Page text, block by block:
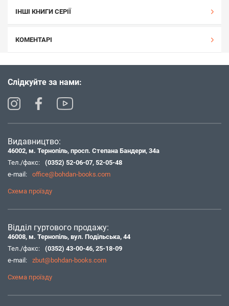
ІНШІ КНИГИ СЕРІЇ
КОМЕНТАРІ
Слідкуйте за нами:
Видавництво:
46002, м. Тернопіль, просп. Степана Бандери, 34а
Тел./факс:
(0352) 52-06-07, 52-05-48
e-mail:
office@bohdan-books.com
Схема проїзду
Відділ гуртового продажу:
46008, м. Тернопіль, вул. Подільська, 44
Тел./факс:
(0352) 43-00-46, 25-18-09
e-mail:
zbut@bohdan-books.com
Схема проїзду